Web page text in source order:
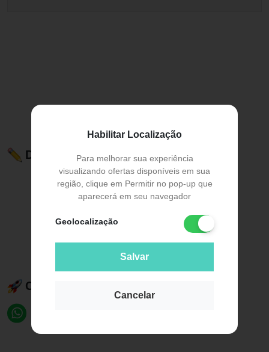
Habilitar Localização
Para melhorar sua experiência
visualizando ofertas disponíveis em sua
região, clique em Permitir no pop-up que
aparecerá em seu navegador
Geolocalização
Salvar
Cancelar
Descrição do Produto
Compartilhe esse produto: